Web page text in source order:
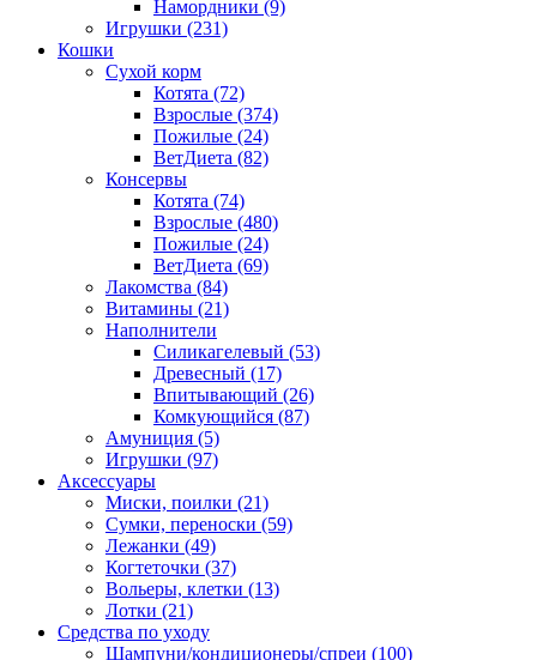
Намордники (9)
Игрушки (231)
Кошки
Сухой корм
Котята (72)
Взрослые (374)
Пожилые (24)
ВетДиета (82)
Консервы
Котята (74)
Взрослые (480)
Пожилые (24)
ВетДиета (69)
Лакомства (84)
Витамины (21)
Наполнители
Силикагелевый (53)
Древесный (17)
Впитывающий (26)
Комкующийся (87)
Амуниция (5)
Игрушки (97)
Аксессуары
Миски, поилки (21)
Сумки, переноски (59)
Лежанки (49)
Когтеточки (37)
Вольеры, клетки (13)
Лотки (21)
Средства по уходу
Шампуни/кондиционеры/спреи (100)